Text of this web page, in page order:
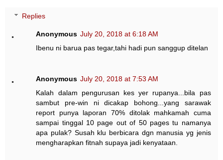
Replies
Anonymous July 20, 2018 at 6:18 AM
Ibenu ni barua pas tegar,tahi hadi pun sanggup ditelan
Anonymous July 20, 2018 at 7:53 AM
Kalah dalam pengurusan kes yer rupanya...bila pas
sambut pre-win ni dicakap bohong...yang sarawak
report punya laporan 70% ditolak mahkamah cuma
sampai tinggal 10 page out of 50 pages tu namanya
apa pulak? Susah klu berbicara dgn manusia yg jenis
mengharapkan fitnah supaya jadi kenyataan.